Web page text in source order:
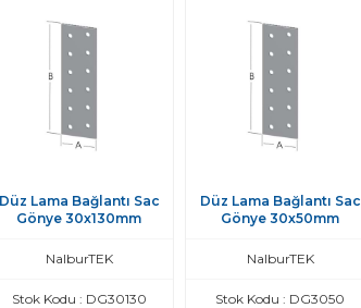
Düz Lama Bağlantı Sac
Gönye 30x130mm
NalburTEK
Stok Kodu : DG30130
Düz Lama Bağlantı Sac
Gönye 30x50mm
NalburTEK
Stok Kodu : DG3050